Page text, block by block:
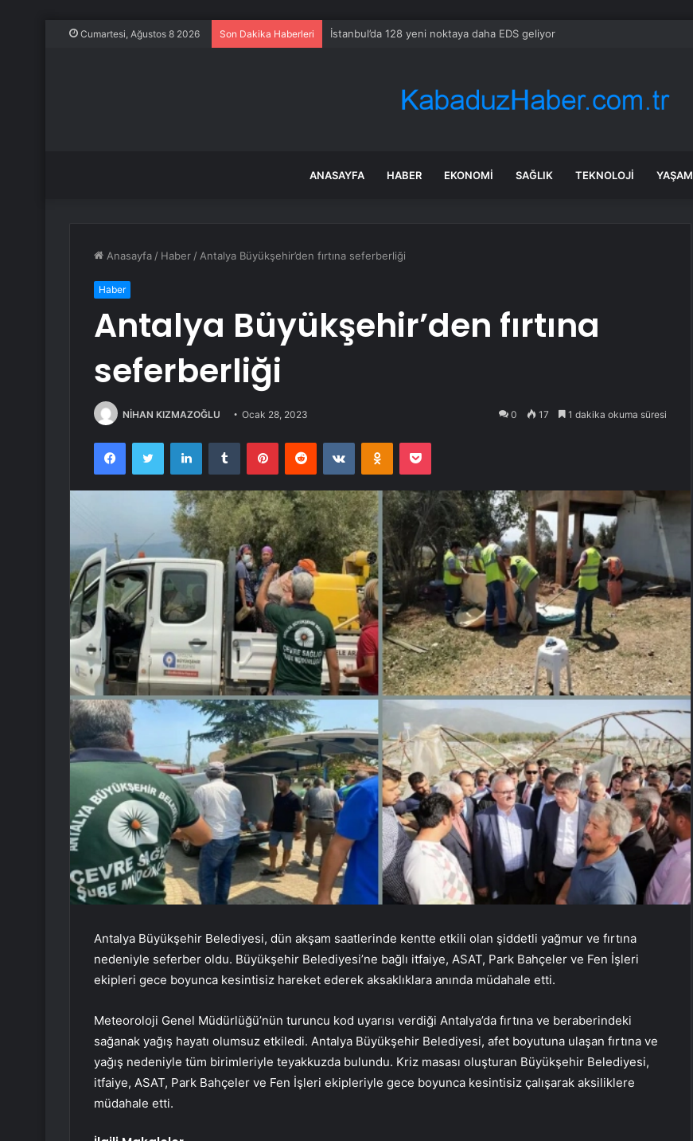
Cumartesi, Ağustos 8 2026 Son Dakika Haberleri İstanbul’da 128 yeni noktaya daha EDS geliyor
ANASAYFA HABER EKONOMI SAĞLIK TEKNOLOJI YAŞAM
Anasayfa / Haber / Antalya Büyükşehir’den fırtına seferberliği
Haber
Antalya Büyükşehir’den fırtına
seferberliği
NİHAN KIZMAZOĞLU Ocak 28, 2023 0 17 1 dakika okuma süresi
FacebookTwitter LinkedInTumblr PinterestReddit VKontakteOdnoklassniki
Pocket
Antalya Büyükşehir Belediyesi, dün akşam saatlerinde kentte etkili olan şiddetli yağmur ve fırtına
nedeniyle seferber oldu. Büyükşehir Belediyesi’ne bağlı itfaiye, ASAT, Park Bahçeler ve Fen İşleri
ekipleri gece boyunca kesintisiz hareket ederek aksaklıklara anında müdahale etti.
Meteoroloji Genel Müdürlüğü’nün turuncu kod uyarısı verdiği Antalya’da fırtına ve beraberindeki
sağanak yağış hayatı olumsuz etkiledi. Antalya Büyükşehir Belediyesi, afet boyutuna ulaşan fırtına ve
yağış nedeniyle tüm birimleriyle teyakkuzda bulundu. Kriz masası oluşturan Büyükşehir Belediyesi,
itfaiye, ASAT, Park Bahçeler ve Fen İşleri ekipleriyle gece boyunca kesintisiz çalışarak aksiliklere
müdahale etti.